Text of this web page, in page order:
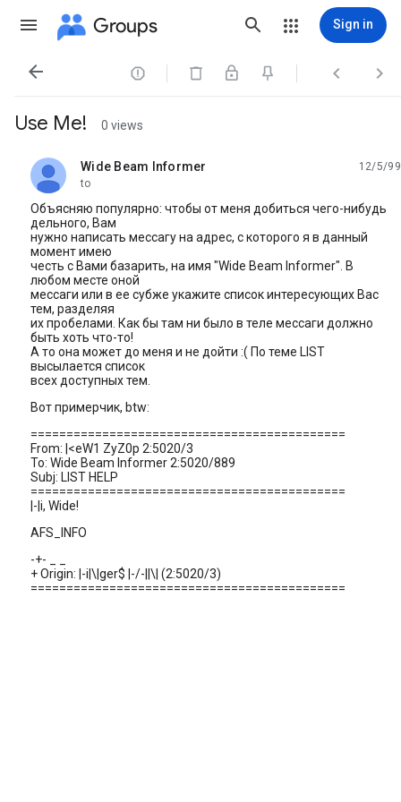
Groups Sign in
   
Use Me! 0 views
Wide Beam Informer
unread,
12/5/99
to
Объясняю популярно: чтобы от меня добиться чего-нибудь
дельного, Вам
нужно написать мессагу на адрес, с которого я в данный
момент имею
честь с Вами базарить, на имя "Wide Beam Informer". В
любом месте оной
мессаги или в ее субже укажите список интересующих Вас
тем, разделяя
их пробелами. Как бы там ни было в теле мессаги должно
быть хоть что-то!
А то она может до меня и не дойти :( По теме LIST
высылается список
всех доступных тем.
Вот примерчик, btw:
============================================
From: |<eW1 ZyZ0p 2:5020/3
To: Wide Beam Informer 2:5020/889
Subj: LIST HELP
============================================
|-|i, Wide!
AFS_INFO
-+- _ _
+ Origin: |-i|\|ger$ |-/-||\| (2:5020/3)
============================================